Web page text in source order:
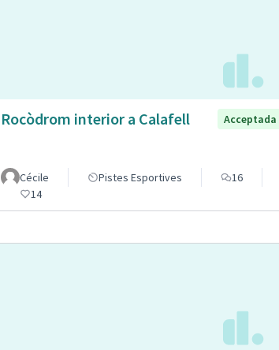
Rocòdrom interior a Calafell Acceptada
Cécile Pistes Esportives
16
14